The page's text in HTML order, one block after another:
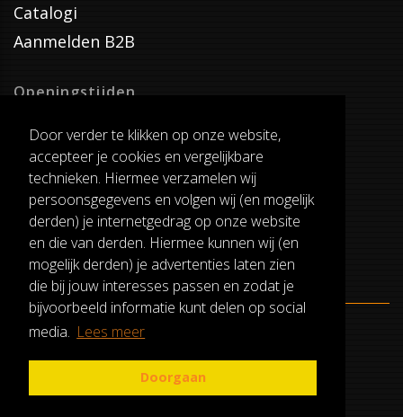
Door verder te klikken op onze website,
accepteer je cookies en vergelijkbare
technieken. Hiermee verzamelen wij
persoonsgegevens en volgen wij (en mogelijk
derden) je internetgedrag op onze website
en die van derden. Hiermee kunnen wij (en
mogelijk derden) je advertenties laten zien
die bij jouw interesses passen en zodat je
bijvoorbeeld informatie kunt delen op social
media. Lees meer
Doorgaan
Catalogi
Aanmelden B2B
Openingstijden
Dinsdag T/M Zaterdag
van 8:00-17:00
Verzenddagen
Dinsdag T/M Vrijdag
Pauze
12:30-13:00
ALGEMENE VOORWAARDEN
RUILEN EN RETOURNEREN